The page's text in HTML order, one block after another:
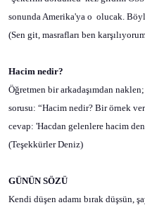
sonunda Amerika'ya o olucak.
(Sen git, masrafları ben
Hacim nedir?
Öğretmen bir arkadaşımdan
sorusu: “Hacim nedir? Bir örnek
cevap: 'Hacdan gelenlere hacim
(Teşekkürler Deniz)
GÜNÜN SÖZÜ
Kendi düşen adamı bırak düşsün,